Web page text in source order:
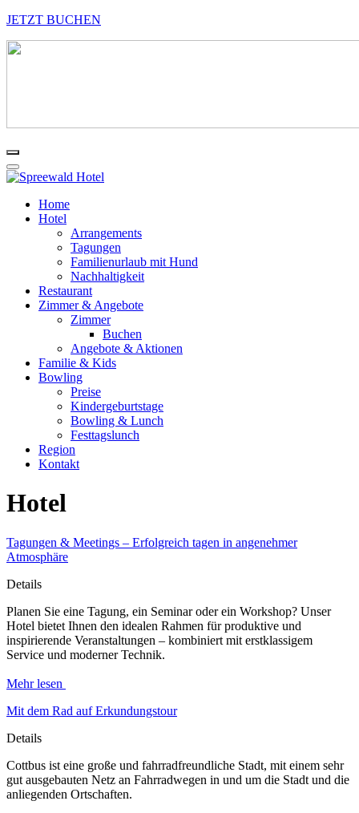
JETZT BUCHEN
Home
Hotel
Arrangements
Tagungen
Familienurlaub mit Hund
Nachhaltigkeit
Restaurant
Zimmer & Angebote
Zimmer
Buchen
Angebote & Aktionen
Familie & Kids
Bowling
Preise
Kindergeburtstage
Bowling & Lunch
Festtagslunch
Region
Kontakt
Hotel
Tagungen & Meetings – Erfolgreich tagen in angenehmer
Atmosphäre
Details
Planen Sie eine Tagung, ein Seminar oder ein Workshop? Unser
Hotel bietet Ihnen den idealen Rahmen für produktive und
inspirierende Veranstaltungen – kombiniert mit erstklassigem
Service und moderner Technik.
Mehr lesen
Mit dem Rad auf Erkundungstour
Details
Cottbus ist eine große und fahrradfreundliche Stadt, mit einem sehr
gut ausgebauten Netz an Fahrradwegen in und um die Stadt und die
anliegenden Ortschaften.